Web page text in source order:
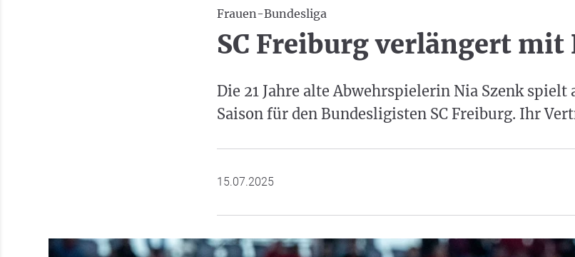
Frauen-Bundesliga
SC Freiburg verlängert mit
Die 21 Jahre alte Abwehrspielerin Nia Szenk
Saison für den Bundesligisten SC Freiburg. Ihr
15.07.2025